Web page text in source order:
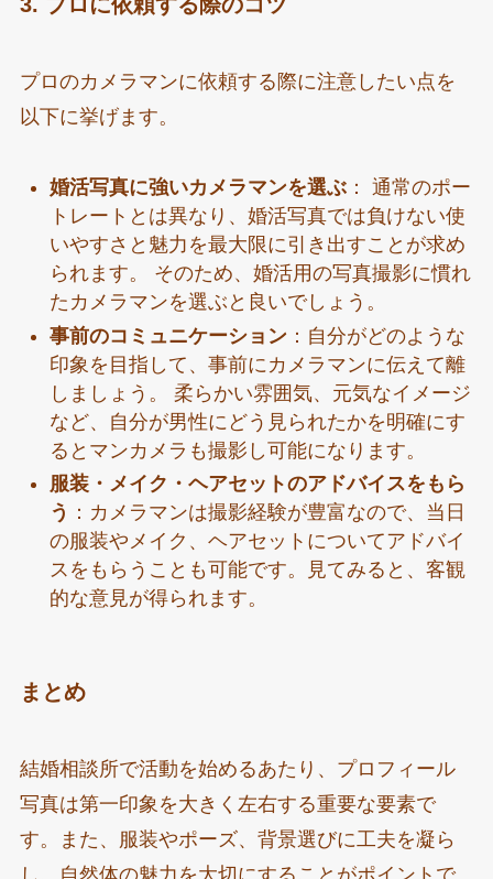
プロのカメラマンに依頼する際に注意したい点を
以下に挙げます。
婚活写真に強いカメラマンを選ぶ： 通常のポー
トレートとは異なり、婚活写真では負けない使
いやすさと魅力を最大限に引き出すことが求め
られます。 そのため、婚活用の写真撮影に慣れ
たカメラマンを選ぶと良いでしょう。
事前のコミュニケーション：自分がどのような
印象を目指して、事前にカメラマンに伝えて離
しましょう。 柔らかい雰囲気、元気なイメージ
など、自分が男性にどう見られたかを明確にす
るとマンカメラも撮影し可能になります。
服装・メイク・ヘアセットのアドバイスをもら
う ：カメラマンは撮影経験が豊富なので、当日
の服装やメイク、ヘアセットについてアドバイ
スをもらうことも可能です。見てみると、客観
的な意見が得られます。
まとめ
結婚相談所で活動を始めるあたり、プロフィール
写真は第一印象を大きく左右する重要な要素で
す。また、服装やポーズ、背景選びに工夫を凝ら
し、自然体の魅力を大切にすることがポイントで